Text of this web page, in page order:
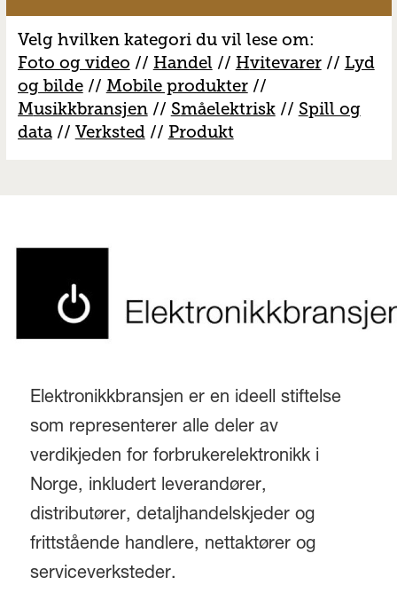
Velg hvilken kategori du vil lese om:
Foto og video // Handel // Hvitevarer// Lyd
og bilde// Mobile produkter//
Musikkbransjen// Småelektrisk// Spill og
data// Verksted// Produkt
Elektronikkbransjen er en ideell stiftelse
som representerer alle deler av
verdikjeden for forbrukerelektronikk i
Norge, inkludert leverandører,
distributører, detaljhandelskjeder og
frittstående handlere, nettaktører og
serviceverksteder.